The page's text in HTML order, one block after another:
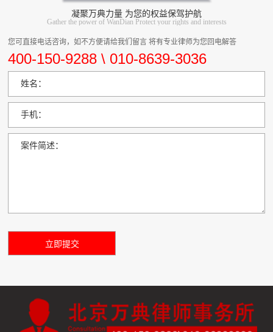
凝聚万典力量 为您的权益保驾护航
Gather the power of WanDian Protect your rights and interests
您可直接电话咨询，如不方便请给我们留言 将有专业律师为您回电解答
400-150-9288 \ 010-8639-3036
姓名：
手机：
案件简述：